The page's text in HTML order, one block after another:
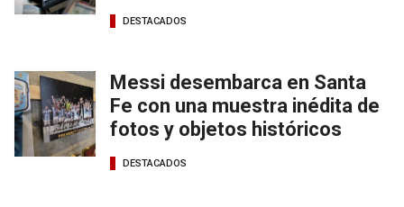
DESTACADOS
Messi desembarca en Santa
Fe con una muestra inédita de
fotos y objetos históricos
DESTACADOS